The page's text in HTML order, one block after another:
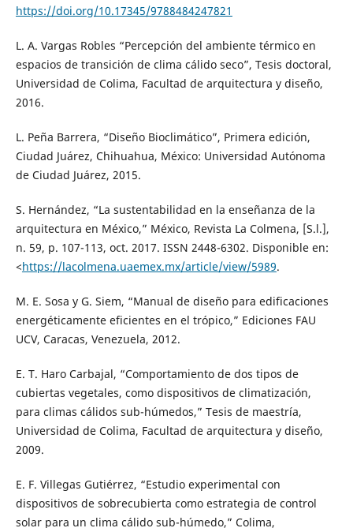
https://doi.org/10.17345/9788484247821
L. A. Vargas Robles “Percepción del ambiente térmico en
espacios de transición de clima cálido seco”, Tesis doctoral,
Universidad de Colima, Facultad de arquitectura y diseño,
2016.
L. Peña Barrera, “Diseño Bioclimático”, Primera edición,
Ciudad Juárez, Chihuahua, México: Universidad Autónoma
de Ciudad Juárez, 2015.
S. Hernández, “La sustentabilidad en la enseñanza de la
arquitectura en México,” México, Revista La Colmena, [S.l.],
n. 59, p. 107-113, oct. 2017. ISSN 2448-6302. Disponible en:
<https://lacolmena.uaemex.mx/article/view/5989.
M. E. Sosa y G. Siem, “Manual de diseño para edificaciones
energéticamente eficientes en el trópico,” Ediciones FAU
UCV, Caracas, Venezuela, 2012.
E. T. Haro Carbajal, “Comportamiento de dos tipos de
cubiertas vegetales, como dispositivos de climatización,
para climas cálidos sub-húmedos,” Tesis de maestría,
Universidad de Colima, Facultad de arquitectura y diseño,
2009.
E. F. Villegas Gutiérrez, “Estudio experimental con
dispositivos de sobrecubierta como estrategia de control
solar para un clima cálido sub-húmedo,” Colima,